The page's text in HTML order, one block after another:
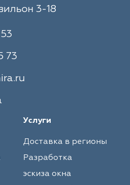
3-18
73
Услуги
Доставка в регионы
Разработка
эскиза окна